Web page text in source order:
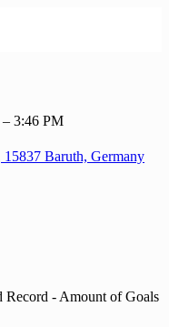
– 3:46 PM
15837 Baruth, Germany
Record - Amount of Goals